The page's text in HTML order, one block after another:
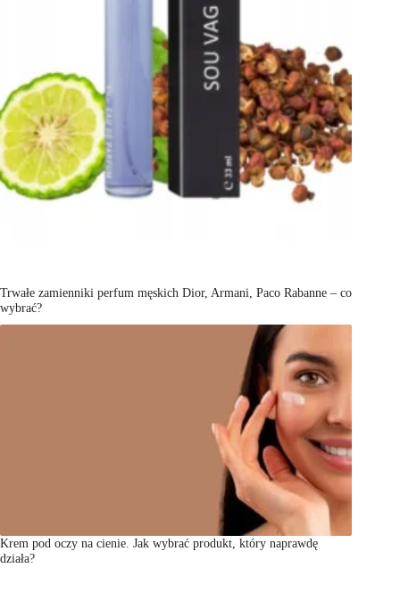
Trwałe zamienniki perfum męskich Dior, Armani, Paco Rabanne – co
wybrać?
Krem pod oczy na cienie. Jak wybrać produkt, który naprawdę
działa?